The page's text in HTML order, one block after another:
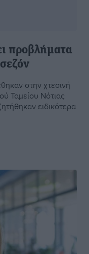
προβλήματα
στην χτεσινή
Ταμείου Νότιας
ειδικότερα